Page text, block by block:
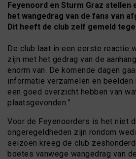
Feyenoord en Sturm Graz stellen
het wangedrag van de fans van
Dit heeft de club zelf gemeld
De club laat in een eerste reactie
zijn met het gedrag van de
enorm van. De komende dagen
informatie verzamelen en beelden
een goed overzicht hebben van
plaatsgevonden.”
Voor de Feyenoorders is het niet
ongeregeldheden zijn rondom
seizoen kreeg de club
boetes vanwege wangedrag van